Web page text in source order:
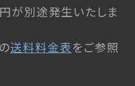
が別途発生いたしま
送料料金表をご参照